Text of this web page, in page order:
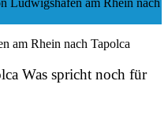
Was spricht noch für